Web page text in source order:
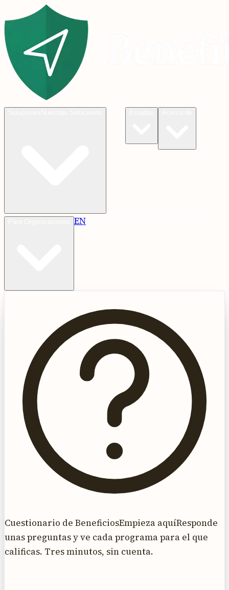
EN
Cuestionario de BeneficiosEmpieza aquíResponde
unas preguntas y ve cada programa para el que
calificas. Tres minutos, sin cuenta.